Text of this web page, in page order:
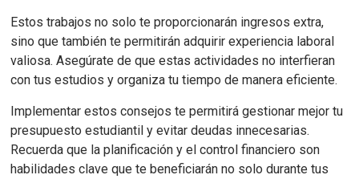
Estos trabajos no solo te proporcionarán ingresos extra,
sino que también te permitirán adquirir experiencia laboral
valiosa. Asegúrate de que estas actividades no interfieran
con tus estudios y organiza tu tiempo de manera eficiente.
Implementar estos consejos te permitirá gestionar mejor tu
presupuesto estudiantil y evitar deudas innecesarias.
Recuerda que la planificación y el control financiero son
habilidades clave que te beneficiarán no solo durante tus